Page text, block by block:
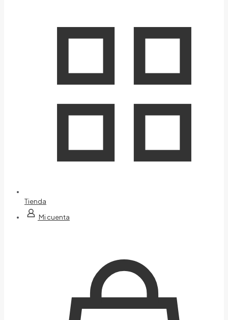
Tienda
Mi cuenta